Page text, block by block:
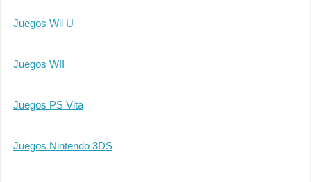
Juegos Wii U
Juegos WII
Juegos PS Vita
Juegos Nintendo 3DS